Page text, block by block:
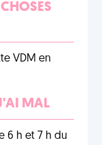
VDM en
MAL
6 h et 7 h du